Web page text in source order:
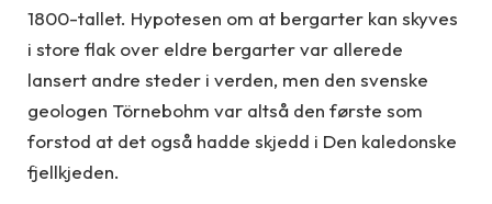
1800-tallet. Hypotesen om at bergarter kan skyves
i store flak over eldre bergarter var allerede
lansert andre steder i verden, men den svenske
geologen Törnebohm var altså den første som
forstod at det også hadde skjedd i Den kaledonske
fjellkjeden.